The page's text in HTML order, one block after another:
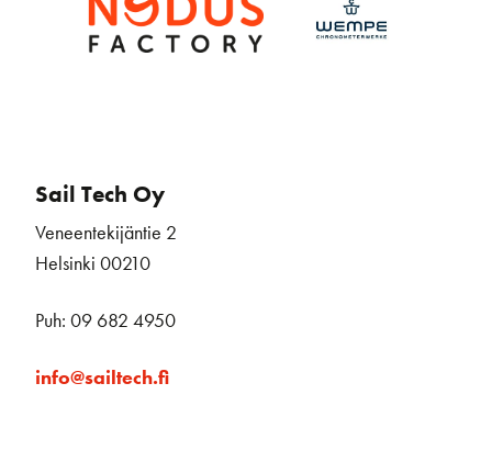
Sail Tech Oy
Veneentekijäntie 2
Helsinki 00210
Puh: 09 682 4950
info@sailtech.fi